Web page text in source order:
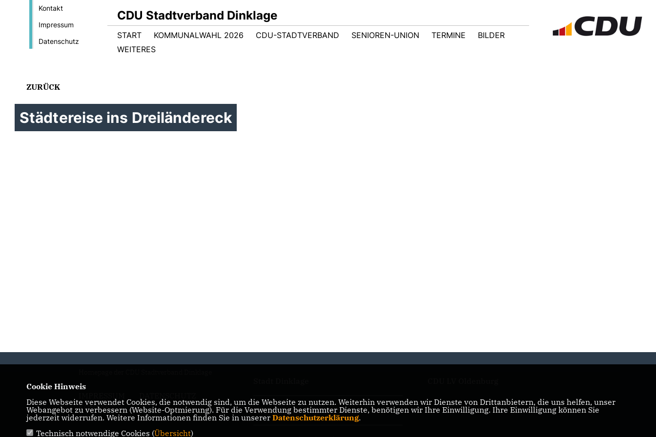
Kontakt
Impressum
Datenschutz
CDU Stadtverband Dinklage
START KOMMUNALWAHL 2026 CDU-STADTVERBAND SENIOREN-UNION TERMINE
BILDER
WEITERES
ZURÜCK
Städtereise ins Dreiländereck
KONTAKT
CDU Kreisverband Vechta
Cookie Hinweis
Diese Webseite verwendet Cookies, die notwendig sind, um die Webseite zu nutzen. Weiterhin verwenden wir Dienste von Drittanbietern, die uns helfen, unser
Webangebot zu verbessern (Website-Optmierung). Für die Verwendung bestimmter Dienste, benötigen wir Ihre Einwilligung. Ihre Einwilligung können Sie
jederzeit widerrufen. Weitere Informationen finden Sie in unserer Datenschutzerklärung.
Technisch notwendige Cookies (Übersicht)